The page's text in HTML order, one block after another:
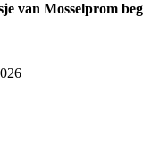
van Mosselprom